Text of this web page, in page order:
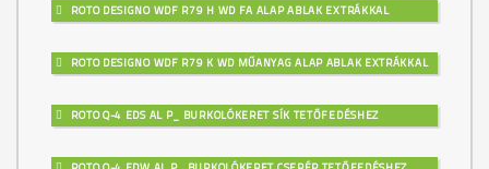
ROTO DESIGNO WDF R79 H WD FA ALAP ABLAK EXTRÁKKAL
ROTO DESIGNO WDF R79 K WD MŰANYAG ALAP ABLAK EXTRÁKKAL
ROTO Q-4 EDS AL P_ BURKOLÓKERET SÍK TETŐFEDÉSHEZ